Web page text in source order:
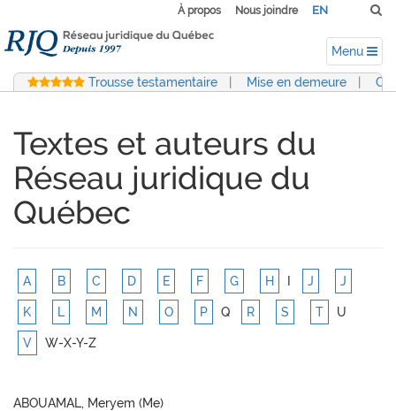
À propos Nous joindre EN
Menu
Trousse testamentaire Mise en demeure
Textes et auteurs du
Réseau juridique du
Québec
A B C D E F G H J J
K L M N O P Q R S T U
V W-X-Y-Z
ABOUAMAL, Meryem (Me)